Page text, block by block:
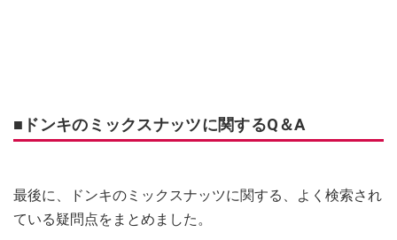
■ドンキのミックスナッツに関するQ＆A
最後に、ドンキのミックスナッツに関する、よく検索され
ている疑問点をまとめました。